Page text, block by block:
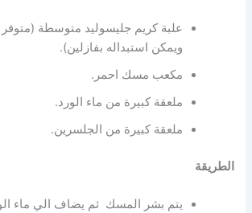
علبة كريم جليسوليد متوسطة
ويمكن استبداله بفازلين).
مكعب مسك احمر.
ملعقة كبيرة من ماء الورد.
ملعقة كبيرة من الجلسرين.
الطريقة
يتم بشر المسك ثم يضاف الي ماء